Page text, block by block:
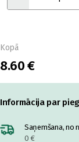
Kopā
8.60 €
Informācija par
Saņemšana, no
0 €